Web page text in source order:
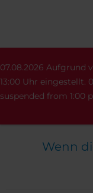
English
Wenn
07.08.2026 Aufgrund
13:00 Uhr eingestellt.
suspended from 1:00